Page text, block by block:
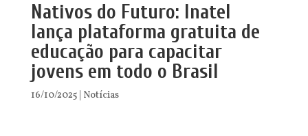
Nativos do Futuro: Inatel
lança plataforma gratuita de
educação para capacitar
jovens em todo o Brasil
16/10/2025| Notícias